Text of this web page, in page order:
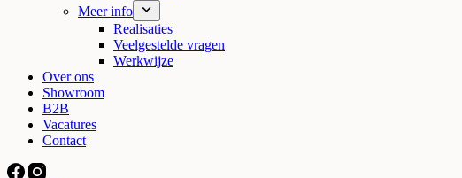
Meer info
Realisaties
Veelgestelde vragen
Werkwijze
Over ons
Showroom
B2B
Vacatures
Contact